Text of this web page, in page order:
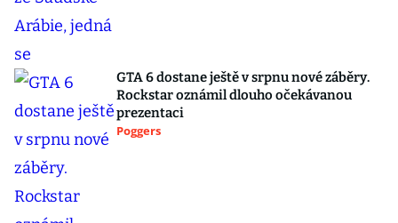
GTA 6 dostane ještě v srpnu nové záběry.
Rockstar oznámil dlouho očekávanou
prezentaci
Poggers